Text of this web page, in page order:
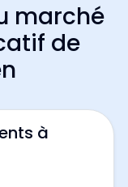
marché
de
à